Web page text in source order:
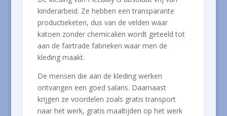
kinderarbeid. Ze hebben een transparante
productieketen, dus van de velden waar
katoen zonder chemicaliën wordt geteeld tot
aan de fairtrade fabrieken waar men de
kleding maakt.
De mensen die aan de kleding werken
ontvangen een goed salaris. Daarnaast
krijgen ze voordelen zoals gratis transport
naar het werk, gratis maaltijden op het werk